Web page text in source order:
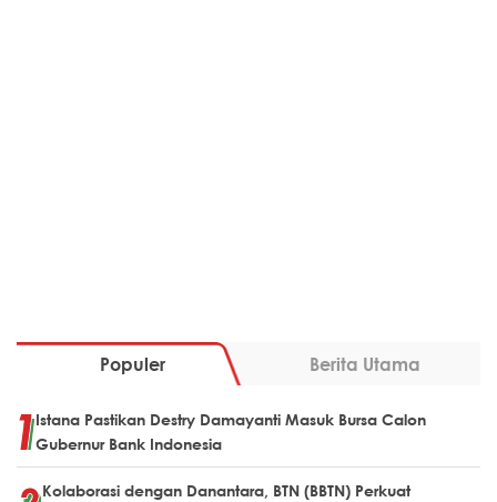
Populer Berita Utama
Istana Pastikan Destry Damayanti Masuk Bursa Calon
Gubernur Bank Indonesia
Kolaborasi dengan Danantara, BTN (BBTN) Perkuat